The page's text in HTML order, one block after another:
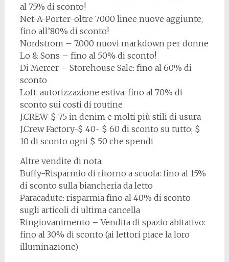
al 75% di sconto!
Net-A-Porter-oltre 7000 linee nuove aggiunte,
fino all’80% di sconto!
Nordstrom – 7.000 nuovi markdown per donne
Lo & Sons – fino al 50% di sconto!
Di Mercer – Storehouse Sale: fino al 60% di
sconto
Loft: autorizzazione estiva: fino al 70% di
sconto sui costi di routine
J.CREW-$ 75 in denim e molti più stili di usura
J.Crew Factory-$ 40- $ 60 di sconto su tutto; $
10 di sconto ogni $ 50 che spendi
Altre vendite di nota:
Buffy-Risparmio di ritorno a scuola: fino al 15%
di sconto sulla biancheria da letto
Paracadute: risparmia fino al 40% di sconto
sugli articoli di ultima cancella
Ringiovanimento – Vendita di spazio abitativo:
fino al 30% di sconto (ai lettori piace la loro
illuminazione)